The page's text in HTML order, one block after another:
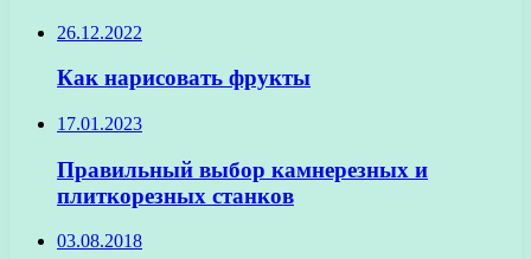
26.12.2022
Как нарисовать фрукты
17.01.2023
Правильный выбор камнерезных и
плиткорезных станков
03.08.2018